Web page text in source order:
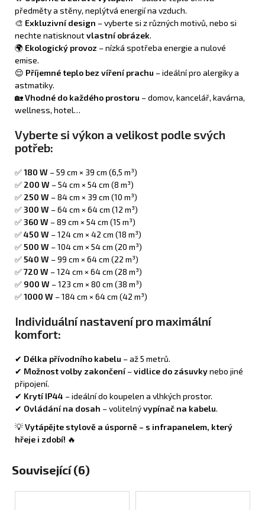
předměty a stěny, neplýtvá energií na vzduch.
🎨 Exkluzivní design – vyberte si z různých motivů, nebo si
nechte natisknoutvlastní obrázek.
🌍 Ekologický provoz – nízká spotřeba energie a nulové
emise.
😌 Příjemné teplo bez víření prachu – ideální pro alergiky a
astmatiky.
🏡Vhodné do každého prostoru – domov, kancelář, kavárna,
wellness, hotel…
Vyberte si výkon a velikost podle svých
potřeb:
✅180 W – 59 cm × 39 cm (6,5 m³)
✅ 200 W – 54 cm × 54 cm (8 m³)
✅ 250 W – 84 cm × 39 cm (10 m³)
✅300 W – 64 cm × 64 cm (12 m³)
✅360 W – 89 cm × 54 cm (15 m³)
✅450 W – 124 cm × 42 cm (18 m³)
✅500 W – 104 cm × 54 cm (20 m³)
✅540 W – 99 cm × 64 cm (22 m³)
✅720 W – 124 cm × 64 cm (28 m³)
✅ 900 W – 123 cm × 80 cm (38 m³)
✅1000 W – 184 cm × 64 cm (42 m³)
Individuální nastavení pro maximální
komfort:
✔ Délka přívodního kabelu – až 5 metrů.
✔ Možnost volby zakončení –vidlice do zásuvkynebo jiné
připojení.
✔ Krytí IP44 – ideální do koupelen a vlhkých prostor.
✔ Ovládání na dosah – volitelnývypínač na kabelu.
💡Vytápějte stylově a úsporně – s infrapanelem, který
hřeje i zdobí! 🔥
Související (6)